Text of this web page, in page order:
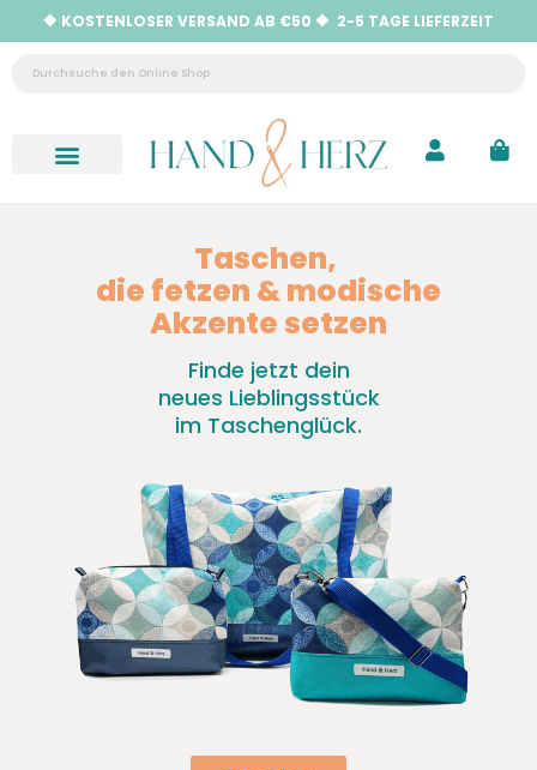
🔶 KOSTENLOSER VERSAND AB €50 🔶 2-5 TAGE LIEFERZEIT
Taschen,
die fetzen & modische
Akzente setzen
Finde jetzt dein
neues Lieblingsstück
im Taschenglück.